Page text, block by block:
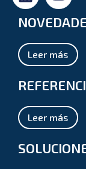
Leer más
Leer más